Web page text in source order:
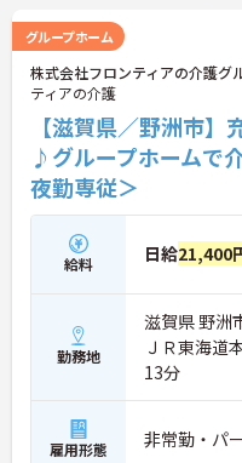
グループホーム
株式会社フロンティアの介護グ
ティアの介護
【滋賀県／野洲市
♪グループホームで
夜勤専従＞
給料 日給21,400
勤務地
滋賀県 野洲
ＪＲ東海道
13分
雇用形態 非常勤・パ